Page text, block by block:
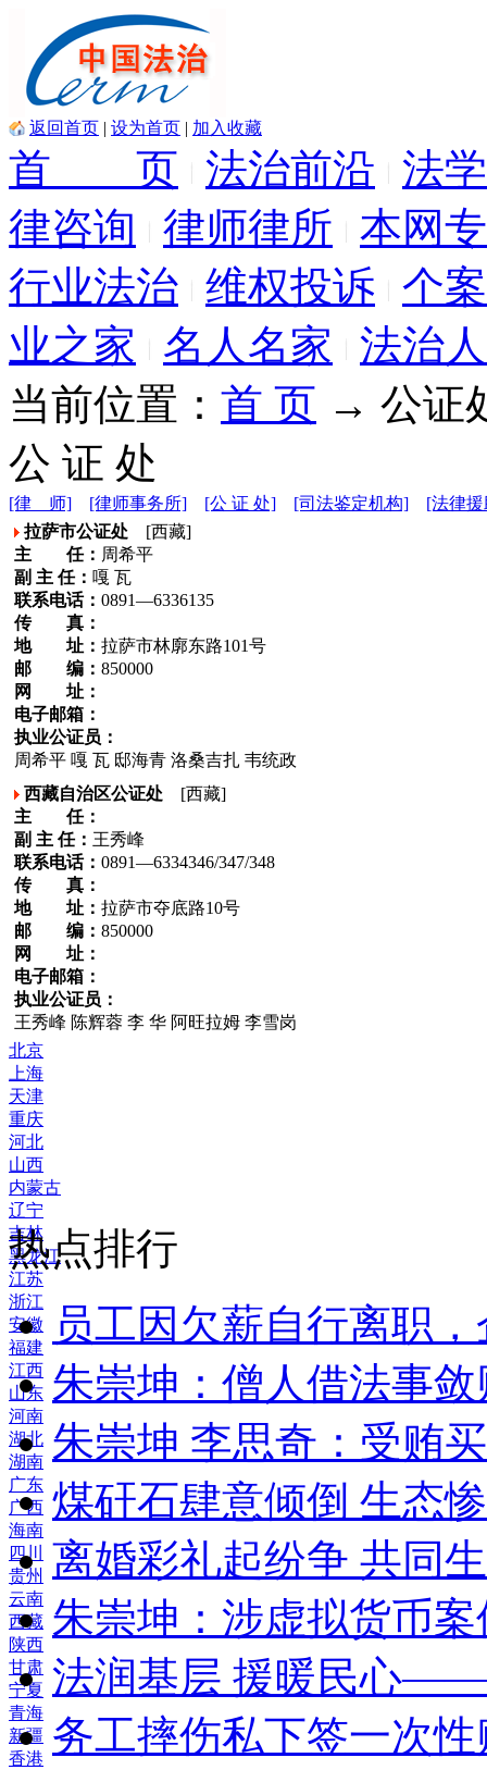
返回首页 | 设为首页 | 加入收藏
首 页 法治前沿
法
律咨询
律师律所
本网
行业法治 维权投诉
个
业之家
名人名家
法治
当前位置： 首 页 → 公证
公 证 处
[律 师] [律师事务所] [公 证 处] [司法鉴定机构]
[法律
拉萨市公证处 [西藏]
主 任： 周希平
副 主 任： 嘎 瓦
联系电话： 0891—6336135
传 真：
地 址： 拉萨市林廓东路101号
邮 编： 850000
网 址：
电子邮箱：
执业公证员：
周希平 嘎 瓦 邸海青 洛桑吉扎 韦统政
西藏自治区公证处 [西藏]
主 任：
副 主 任： 王秀峰
联系电话： 0891—6334346/347/348
传 真：
地 址： 拉萨市夺底路10号
邮 编： 850000
网 址：
电子邮箱：
执业公证员：
王秀峰 陈辉蓉 李 华 阿旺拉姆 李雪岗
北京
上海
天津
重庆
河北
山西
内蒙古
辽宁
吉林
黑龙江
江苏
浙江
安徽
福建
江西
山东
河南
湖北
湖南
广东
广西
海南
四川
贵州
云南
西藏
陕西
甘肃
宁夏
青海
新疆
香港
热点排行
员工因欠薪自行离职
朱崇坤：僧人借法事
朱崇坤 李思奇：受贿
煤矸石肆意倾倒 生态
离婚彩礼起纷争 共同
朱崇坤：涉虚拟货币
法润基层 援暖民心
务工摔伤私下签一次